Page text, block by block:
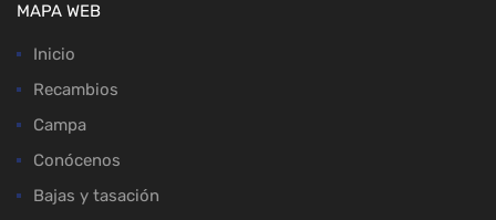
MAPA WEB
Inicio
Recambios
Campa
Conócenos
Bajas y tasación